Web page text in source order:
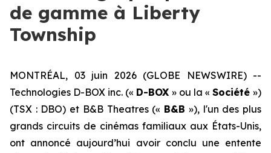
de gamme à Liberty
Township
MONTRÉAL, 03 juin 2026 (GLOBE NEWSWIRE) --
Technologies D-BOX inc. (« D-BOX » ou la « Société»)
(TSX : DBO) et B&B Theatres (« B&B »), l'un des plus
grands circuits de cinémas familiaux aux États-Unis,
ont annoncé aujourd’hui avoir conclu une entente